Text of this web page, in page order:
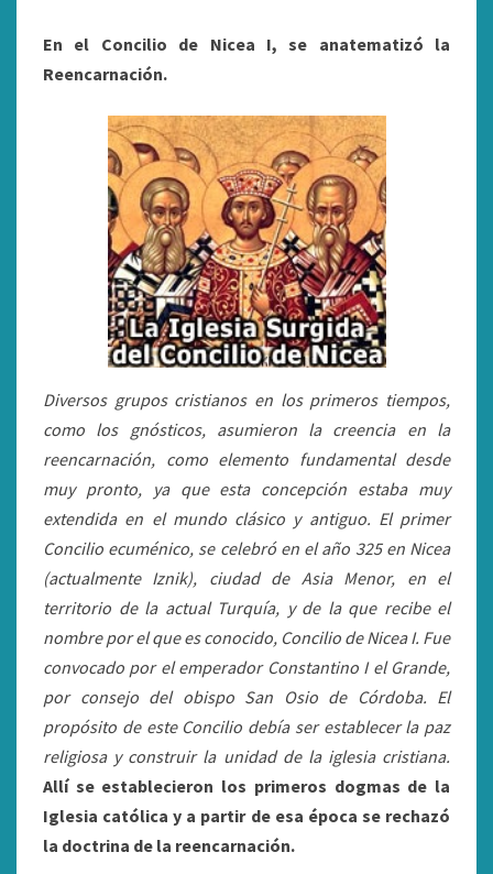
En el Concilio de Nicea I, se anatematizó la
Reencarnación.
Diversos grupos cristianos en los primeros tiempos,
como los gnósticos, asumieron la creencia en la
reencarnación, como elemento fundamental desde
muy pronto, ya que esta concepción estaba muy
extendida en el mundo clásico y antiguo. El primer
Concilio ecuménico, se celebró en el año 325 en Nicea
(actualmente Iznik), ciudad de Asia Menor, en el
territorio de la actual Turquía, y de la que recibe el
nombre por el que es conocido, Concilio de Nicea I. Fue
convocado por el emperador Constantino I el Grande,
por consejo del obispo San Osio de Córdoba. El
propósito de este Concilio debía ser establecer la paz
religiosa y construir la unidad de la iglesia cristiana.
Allí se establecieron los primeros dogmas de la
Iglesia católica y a partir de esa época se rechazó
la doctrina de la reencarnación.